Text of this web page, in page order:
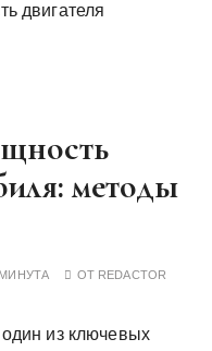
двигателя
методы
ОТ REDACTOR
из ключевых